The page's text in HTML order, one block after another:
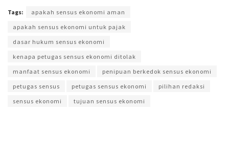
Tags:
apakah sensus ekonomi aman
apakah sensus ekonomi untuk pajak
dasar hukum sensus ekonomi
kenapa petugas sensus ekonomi ditolak
manfaat sensus ekonomi
penipuan berkedok sensus ekonomi
petugas sensus
petugas sensus ekonomi
pilihan redaksi
sensus ekonomi
tujuan sensus ekonomi